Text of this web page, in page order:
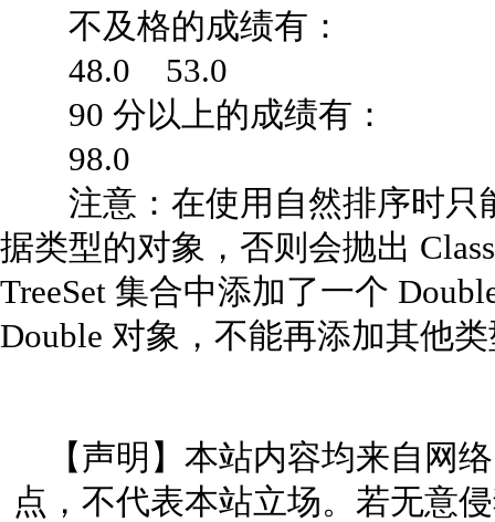
不及格的成绩有：
48.0 53.0
90 分以上的成绩有：
98.0
注意：在使用自然排序时只
据类型的对象，否则会抛出
TreeSet 集合中添加了一个
Double 对象，不能再添加其他
【声明】本站内容均来自网
点，不代表本站立场。若无意